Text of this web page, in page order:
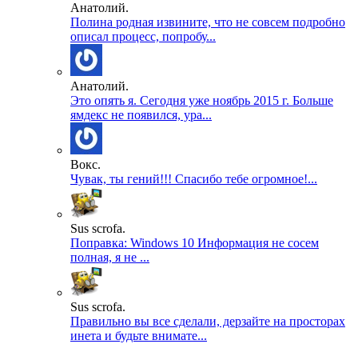
Анатолий.
Полина родная извините, что не совсем подробно
описал процесс, попробу...
Анатолий.
Это опять я. Сегодня уже ноябрь 2015 г. Больше
ямдекс не появился, ура...
Вокс.
Чувак, ты гений!!! Спасибо тебе огромное!...
Sus scrofa.
Поправка: Windows 10 Информация не сосем
полная, я не ...
Sus scrofa.
Правильно вы все сделали, дерзайте на просторах
инета и будьте внимате...